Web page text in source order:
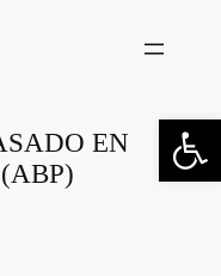
EN
Abrir